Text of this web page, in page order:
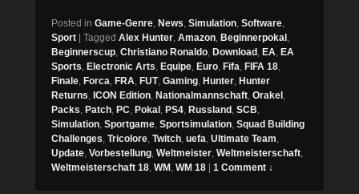
Posted in Game-Genre News Simulation Software
Sport | Tagged Alex Hunter Amazon Beginnerpokal
Beginnerscup Christiano Ronaldo Download EA EA
Sports Electronic Arts Equipe Euro Fifa FIFA 18
Finale Forca FRA FUT, Gaming Hunter Hunter
Returns ICON Edition Nationalmannschaft Orakel
Packs Patch PC Pokal PS4 Russland SCB
Simulation Sportgame Sportsimulation Squad Building
Challenges Tricolore Twitch uefa Ultimate Team
Update Vorbestellung Weltmeister Weltmeisterschaft
Weltmeisterschaft 18 WM WM 18 | 1 Comment ↓